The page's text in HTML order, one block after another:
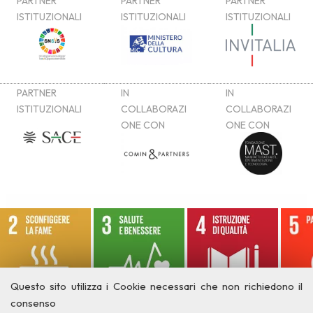
Questo sito utilizza i Cookie necessari che non richiedono il
consenso